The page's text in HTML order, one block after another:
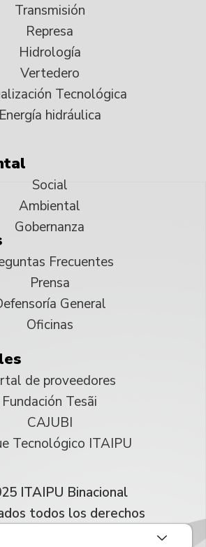
Transmisión
Represa
Hidrología
Vertedero
Tecnológica
Energía hidráulica
Social
Ambiental
Gobernanza
Frecuentes
Prensa
General
Oficinas
de proveedores
Fundación Tesãi
CAJUBI
Tecnológico ITAIPU
ITAIPU Binacional
todos los derechos